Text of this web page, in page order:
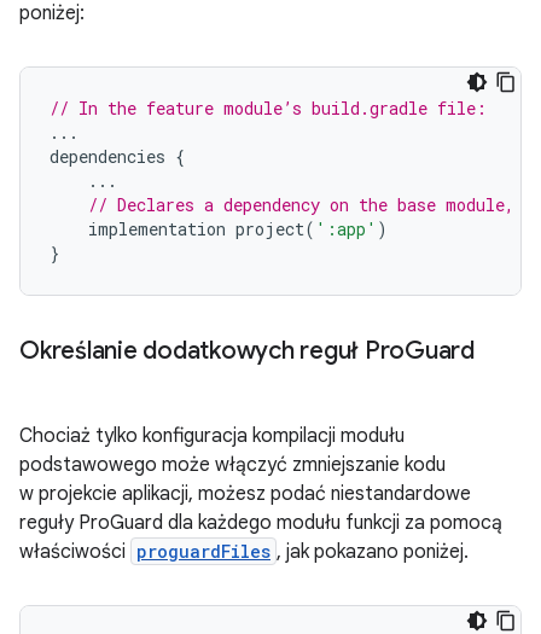
poniżej:
// In the feature module’s build.gradle file:
...
dependencies {
...
// Declares a dependency on the base module,
implementation project( ':app' )
}
Określanie dodatkowych reguł ProGuard
Chociaż tylko konfiguracja kompilacji modułu
podstawowego może włączyć zmniejszanie kodu
w projekcie aplikacji, możesz podać niestandardowe
reguły ProGuard dla każdego modułu funkcji za pomocą
właściwości proguardFiles , jak pokazano poniżej.